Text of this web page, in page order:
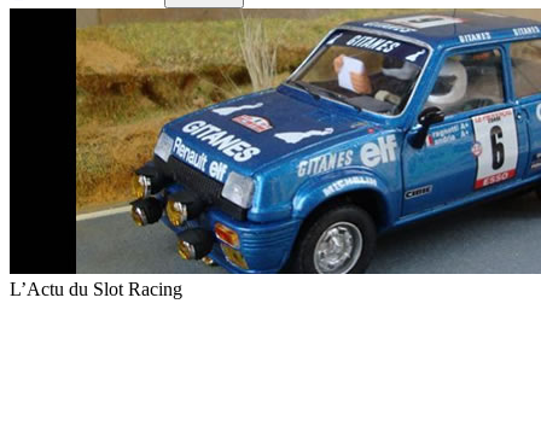
L’Actu du Slot Racing